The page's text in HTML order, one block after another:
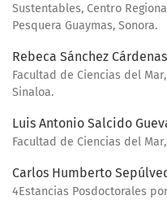
Sustentables, Centro
Pesquera Guaymas, Sonora.
Rebeca Sánchez Cárdenas
Facultad de Ciencias del
Sinaloa.
Luis Antonio Salcido
Facultad de Ciencias del
Carlos Humberto
4Estancias Posdoctorales